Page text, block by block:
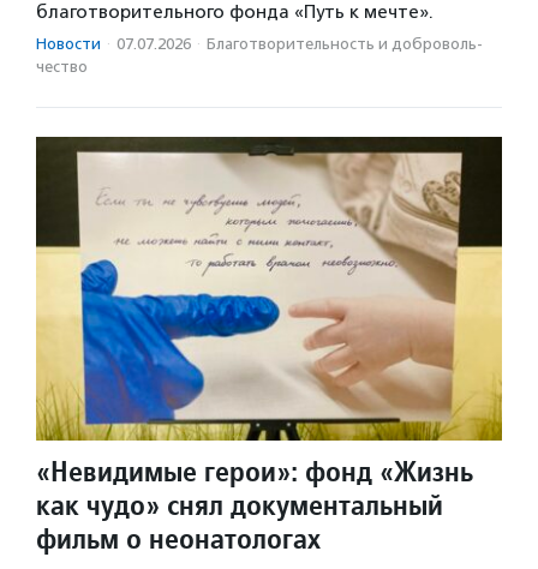
благотворительного фонда «Путь к мечте».
Новости · 07.07.2026 · Благотвори­тель­ность и доброволь­
чест­во
«Невидимые герои»: фонд «Жизнь
как чудо» снял документальный
фильм о неонатологах